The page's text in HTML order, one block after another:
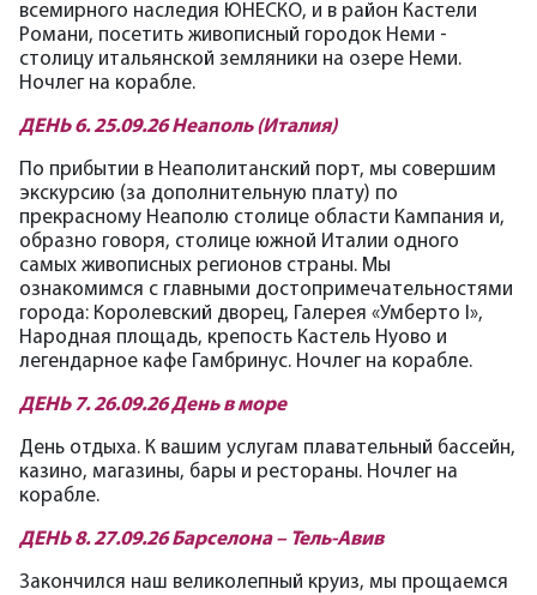
всемирного наследия ЮНЕСКО, и в район Кастели
Романи, посетить живописный городок Неми -
столицу итальянской земляники на озере Неми.
Ночлег на корабле.
ДЕНЬ 6. 25.09.26 Неаполь (Италия)
По прибытии в Неаполитанский порт, мы совершим
экскурсию (за дополнительную плату) по
прекрасному Неаполю столице области Кампания и,
образно говоря, столице южной Италии одного
самых живописных регионов страны. Мы
ознакомимся с главными достопримечательностями
города: Королевский дворец, Галерея «Умберто I»,
Народная площадь, крепость Кастель Нуово и
легендарное кафе Гамбринус. Ночлег на корабле.
ДЕНЬ 7. 26.09.26 День в море
День отдыха. К вашим услугам плавательный бассейн,
казино, магазины, бары и рестораны. Ночлег на
корабле.
ДЕНЬ 8. 27.09.26 Барселона – Тель-Авив
Закончился наш великолепный круиз, мы прощаемся